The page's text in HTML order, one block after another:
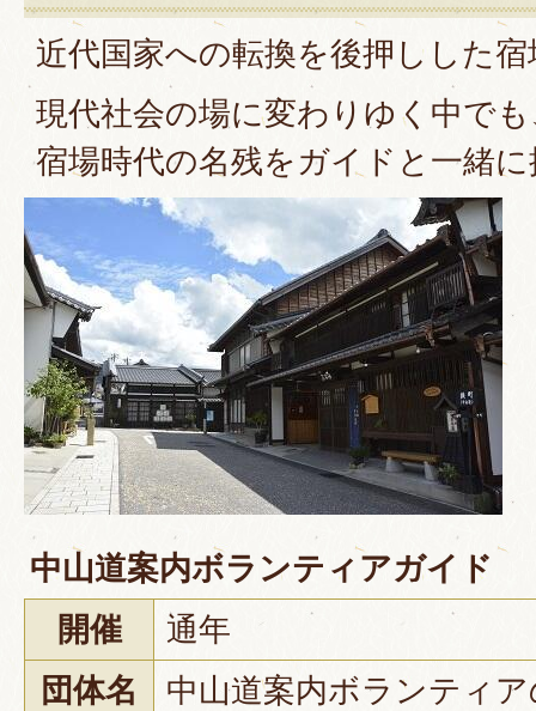
近代国家への転換を後押しした
現代社会の場に変わりゆく中で
宿場時代の名残をガイドと一緒
中山道案内ボランティアガイド
開催
通年
団体名
中山道案内ボランティ